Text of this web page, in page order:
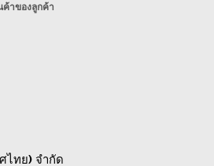
ค้าของลูกค้า
ไทย) จำกัด